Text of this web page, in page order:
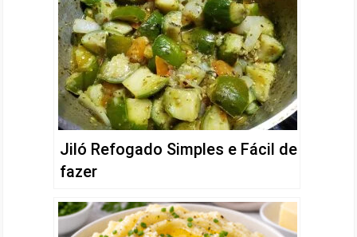
Jiló Refogado Simples e Fácil de
fazer